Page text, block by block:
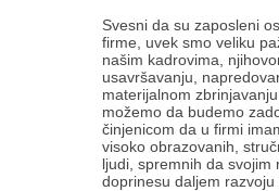
Svesni da su zaposleni
firme, uvek smo veliku
našim kadrovima,
usavršavanju,
materijalnom
možemo da budemo
činjenicom da u firmi
visoko obrazovanih,
ljudi, spremnih da svojim
doprinesu daljem razvoju